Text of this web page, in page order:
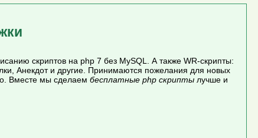
скриптов на php 7 без MySQL. А также WR-скрипты:
Анекдот и другие. Принимаются пожелания для новых
Вместе мы сделаем бесплатные php скриптылучше и